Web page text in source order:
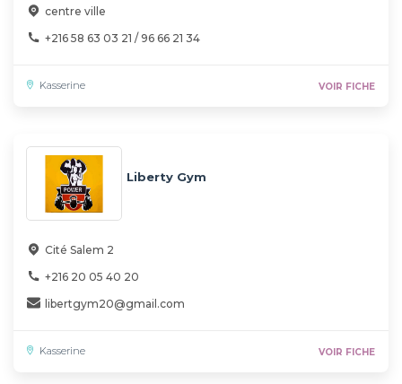
centre ville
+216 58 63 03 21 / 96 66 21 34
Kasserine VOIR FICHE
Liberty Gym
Cité Salem 2
+216 20 05 40 20
libertgym20@gmail.com
Kasserine VOIR FICHE